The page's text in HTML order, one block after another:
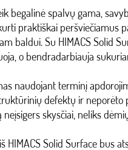
begalinė spalvų gama,
praktiškai peršviečiamus
baldui. Su HIMACS Solid
o bendradarbiauja
naudojant terminį
defektų ir neporėto
skysčiai, neliks
HIMACS Solid Surface bus